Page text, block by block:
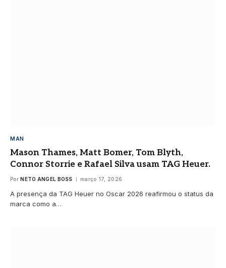
MAN
Mason Thames, Matt Bomer, Tom Blyth,
Connor Storrie e Rafael Silva usam TAG Heuer.
Por NETO ANGEL BOSS março 17, 2026
A presença da TAG Heuer no Oscar 2026 reafirmou o status da
marca como a…